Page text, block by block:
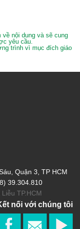
về nội dung và sẽ cung
yêu cầu.
trình vì mục đích giáo
Quận 3, TP HCM
39.304.810
TP.HCM
nối với chúng tôi